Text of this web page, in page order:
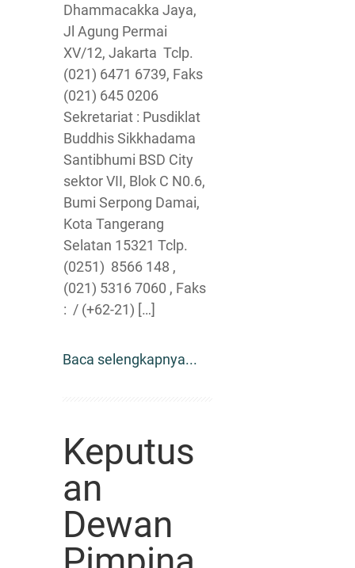
Dhammacakka Jaya,
Jl Agung Permai
XV/12, Jakarta Tclp.
(021) 6471 6739, Faks
(021) 645 0206
Sekretariat : Pusdiklat
Buddhis Sikkhadama
Santibhumi BSD City
sektor VII, Blok C N0.6,
Bumi Serpong Damai,
Kota Tangerang
Selatan 15321 Tclp.
(0251) 8566 148 ,
(021) 5316 7060 , Faks
: / (+62-21) […]
Baca selengkapnya...
Keputus
an
Dewan